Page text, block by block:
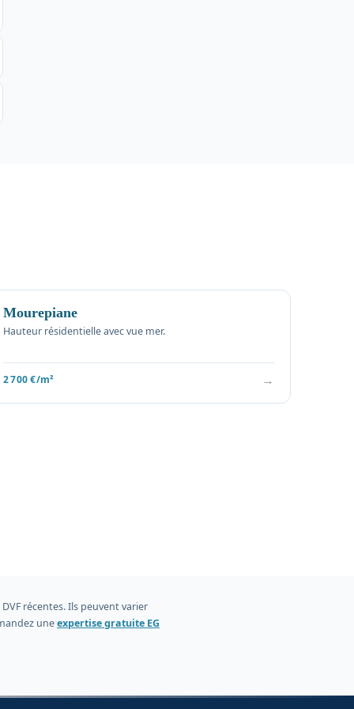
Mourepiane
Hauteur résidentielle avec vue mer.
2 700 €/m² →
récentes. Ils peuvent varier
uneexpertise gratuite EG